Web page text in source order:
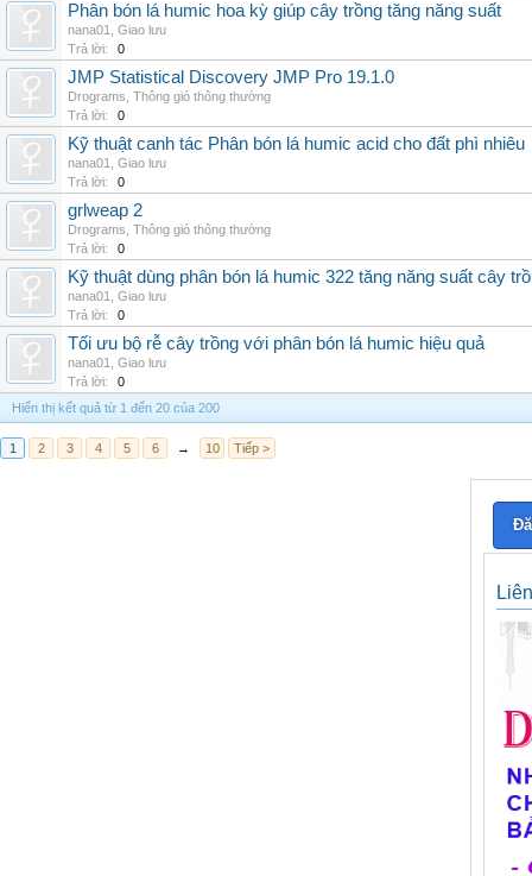
Phân bón lá humic hoa kỳ giúp cây trồng tăng năng suất
nana01
Giao lưu
Trả lời:
0
JMP Statistical Discovery JMP Pro 19.1.0
Drograms Thông gió thông thường
Trả lời:
0
Kỹ thuật canh tác Phân bón lá humic acid cho đất phì nhiêu
nana01
Giao lưu
Trả lời:
0
grlweap 2
Drograms Thông gió thông thường
Trả lời:
0
Kỹ thuật dùng phân bón lá humic 322 tăng năng suất cây
nana01
Giao lưu
Trả lời:
0
Tối ưu bộ rễ cây trồng với phân bón lá humic hiệu quả
nana01
Giao lưu
Trả lời:
0
Hiển thị kết quả từ 1 đến 20 của 200
1 2 3 4 5 6 → 10 Tiếp >